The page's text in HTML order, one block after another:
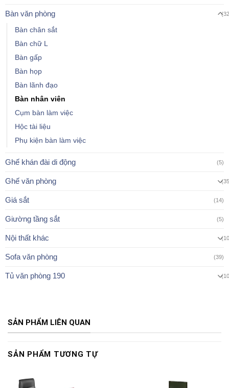
Bàn văn phòng
Bàn chân sắt
Bàn chữ L
Bàn gấp
Bàn họp
Bàn lãnh đạo
Bàn nhân viên
Cụm bàn làm việc
Hộc tài liệu
Phụ kiện bàn làm việc
Ghế khán đài di động (5)
Ghế văn phòng
Giá sắt (14)
Giường tầng sắt (5)
Nội thất khác
Sofa văn phòng (39)
Tủ văn phòng 190
SẢN PHẨM LIÊN QUAN
SẢN PHẨM TƯƠNG TỰ